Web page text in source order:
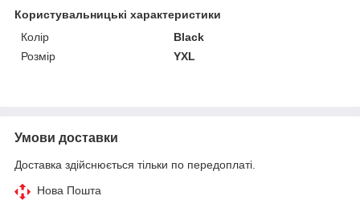
Користувальницькі характеристики
Колір
Black
Розмір
YXL
Умови доставки
Доставка здійснюється тільки по передоплаті.
Нова Пошта